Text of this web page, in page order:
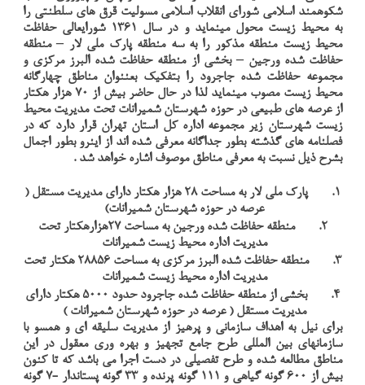
شکوهمند اسلامی شورای انقلاب اسلامی مسولیت قرق های سلطنتی را
به محیط زیست محول مینماید و در سال 1361 شورایعالی حفاظت
محیط زیست منطقه مذکور را به سه منطقه پارک ملی لار – منطقه
حفاظت شده ورجین – بخشی از منطقه حفاظت شده البرز مرکزی و
مجموعه حفاظت شده جاجرود را بتفکیک بعننوان مناطق چهارگانه
محیط زیست مصوب مینماید لذا در حال حاضر بیش از 70 هزار هکتار
از عرصه های طبیعی در حوزه شهرستان شمیرانات تحت مدیریت محیط
زیست شهرستان زیر مجموعه اداره کل استان تهران قرار دارد که در
فصلنامه های گذشته بطور جداگانه معرفی شده اند از اینرو بطور اجمال
بشرح ذیل نسبت به معرفی مناطق موصوف اشاره خواهد شد .
1.
پارک ملی لار به مساحت 28 هزار هکتار دارای مدیریت مستقل (
عرصه در حوزه شهرستان شمیرانات)
2.
منطقه حفاظت شده ورجین به مساحت 27هزارهکتار تحت
مدیریت اداره محیط زیست شمیرانات
3.
منطقه حفاظت شده البرز مرکزی به مساحت 28856 هکتار تحت
مدیریت اداره محیط زیست شمیرانات
4.
بخشی از منطقه حفاظت شده جاجرود حدود 5000 هکتار دارای
مدیریت مستقل ( عرصه در حوزه شهرستان شمیرانات )
برای نیل به اهداف سازمانی و پرهیز از مدیریت سلیقه ای و همسو با
سازمانهای بین المللی طرح جامع تجهیز و بهره وری معقول در این
مناطق مطالعه شده و طرح تفصیلی در دست اجرا می باشد که تا کنون
بیش از 600 گونه گیاهی و 111 گونه پرنده و 33 گونه پستاندار -7 گونه